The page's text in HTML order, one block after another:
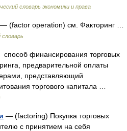
словарь экономики и права
— (factor operation) см. Факторинг …
финансирования торговых
предварительной оплаты
представляющий
торгового капитала …
— (factoring) Покупка торговых
с принятием на себя